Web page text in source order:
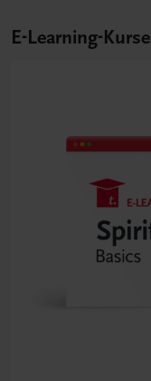
E-Learning-Kurse